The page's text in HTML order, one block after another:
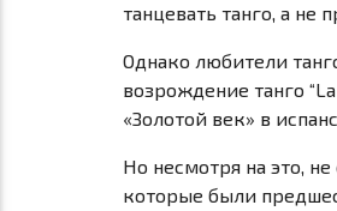
танцевать танго, а не
Однако любители
возрождение танго
«Золотой век» в
Но несмотря на это, не
которые были